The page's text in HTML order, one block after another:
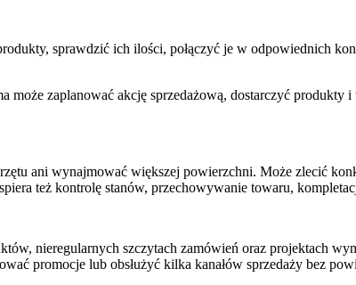
sprawdzić ich ilości, połączyć je w odpowiednich
może zaplanować akcję sprzedażową, dostarczyć produkty
ani wynajmować większej powierzchni. Może zlecić
też kontrolę stanów, przechowywanie towaru,
nieregularnych szczytach zamówień oraz projektach
promocje lub obsłużyć kilka kanałów sprzedaży bez